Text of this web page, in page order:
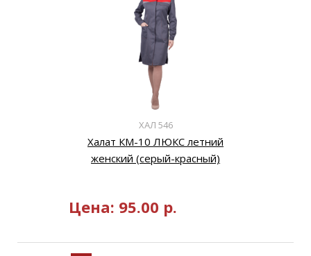
ХАЛ 546
Халат КМ-10 ЛЮКС летний
женский (серый-красный)
Цена: 95.00 р.